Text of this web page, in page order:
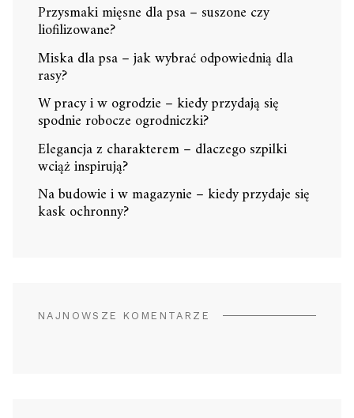
Przysmaki mięsne dla psa – suszone czy
liofilizowane?
Miska dla psa – jak wybrać odpowiednią dla
rasy?
W pracy i w ogrodzie – kiedy przydają się
spodnie robocze ogrodniczki?
Elegancja z charakterem – dlaczego szpilki
wciąż inspirują?
Na budowie i w magazynie – kiedy przydaje się
kask ochronny?
NAJNOWSZE KOMENTARZE